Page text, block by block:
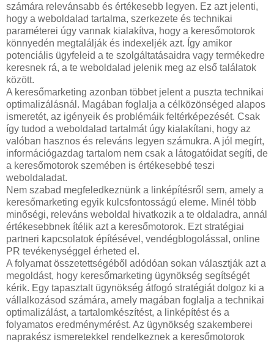
számára relevánsabb és értékesebb legyen. Ez azt jelenti,
hogy a weboldalad tartalma, szerkezete és technikai
paraméterei úgy vannak kialakítva, hogy a keresőmotorok
könnyedén megtalálják és indexeljék azt. Így amikor
potenciális ügyfeleid a te szolgáltatásaidra vagy termékedre
keresnek rá, a te weboldalad jelenik meg az első találatok
között.
A keresőmarketing azonban többet jelent a puszta technikai
optimalizálásnál. Magában foglalja a célközönséged alapos
ismeretét, az igényeik és problémáik feltérképezését. Csak
így tudod a weboldalad tartalmát úgy kialakítani, hogy az
valóban hasznos és releváns legyen számukra. A jól megírt,
információgazdag tartalom nem csak a látogatóidat segíti, de
a keresőmotorok szemében is értékesebbé teszi
weboldaladat.
Nem szabad megfeledkeznünk a linképítésről sem, amely a
keresőmarketing egyik kulcsfontosságú eleme. Minél több
minőségi, releváns weboldal hivatkozik a te oldaladra, annál
értékesebbnek ítélik azt a keresőmotorok. Ezt stratégiai
partneri kapcsolatok építésével, vendégblogolással, online
PR tevékenységgel érheted el.
A folyamat összetettségéből adódóan sokan választják azt a
megoldást, hogy keresőmarketing ügynökség segítségét
kérik. Egy tapasztalt ügynökség átfogó stratégiát dolgoz ki a
vállalkozásod számára, amely magában foglalja a technikai
optimalizálást, a tartalomkészítést, a linképítést és a
folyamatos eredménymérést. Az ügynökség szakemberei
naprakész ismeretekkel rendelkeznek a keresőmotorok